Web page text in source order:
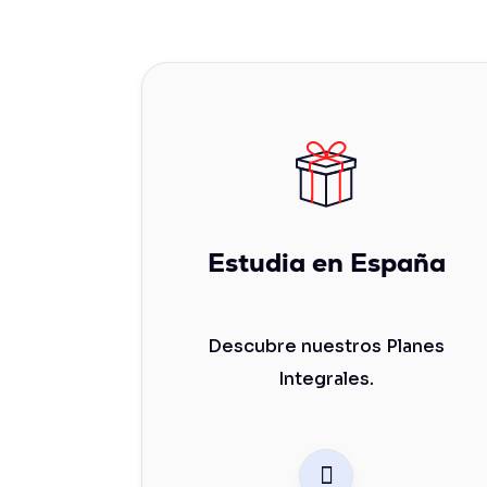
Estudia en España
Descubre nuestros Planes
Integrales.
